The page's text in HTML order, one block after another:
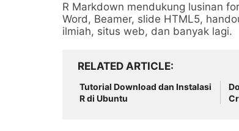
R Markdown mendukung lusinan
Word, Beamer, slide HTML5,
ilmiah, situs web, dan banyak lagi.
RELATED ARTICLE
Tutorial Download dan Instalasi
R di Ubuntu